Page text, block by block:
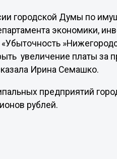
городской Думы по
экономики,
увеличение платы за
Ирина Семашко.
предприятий
рублей.